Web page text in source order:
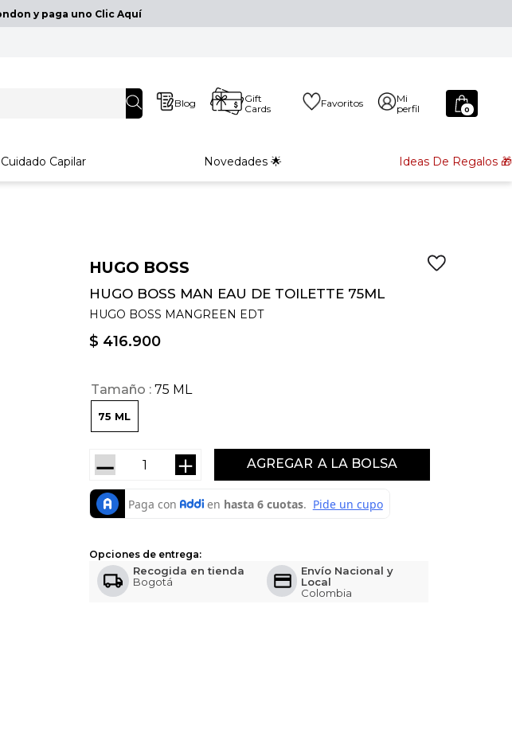
y paga uno Clic Aquí
Blog
Gift
Cards
Favoritos
Mi
perfil
0
Cuidado Capilar Novedades 🌟 Ideas De Regalos 🎁
HUGO BOSS
HUGO BOSS MAN EAU DE TOILETTE 75ML
HUGO BOSS MANGREEN EDT
$ 416.900
Tamaño 75 ML
75 ML
AGREGAR
＋
－
Opciones de entrega:
Recogida en tienda
Bogotá
Envío Nacional y
Local
Colombia